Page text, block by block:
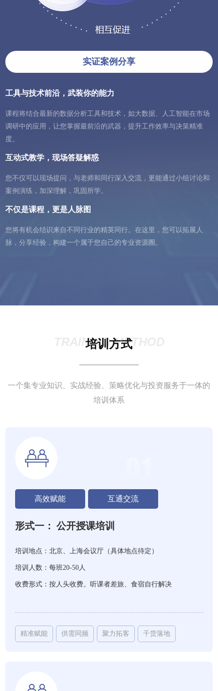
实证案例分享
工具与技术前沿，武装你的能力
课程将结合最新的数据分析工具和技术，如大数据、人工智能在市场
调研中的应用，让您掌握最前沿的武器，提升工作效率与决策精准
度。
互动式教学，现场答疑解惑
您不仅可以现场提问，与老师和同行深入交流，更能通过小组讨论和
案例演练，加深理解，巩固所学。
不仅是课程，更是人脉图
您将有机会结识来自不同行业的精英同行。在这里，您可以拓展人
脉，分享经验，构建一个属于您自己的专业资源圈。
TRAINING METHOD
培训方式
一个集专业知识、实战经验、策略优化与投资服务于一体的
培训体系
高效赋能 互通交流
形式一： 公开授课培训
培训地点：北京、上海会议厅（具体地点待定）
培训人数：每班20-50人
收费形式：按人头收费。听课者差旅、食宿自行解决
精准赋能 供需同频 聚力拓客 干货落地